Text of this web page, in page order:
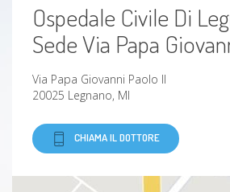
Ospedale Civile Di
Sede Via Papa
Via Papa Giovanni Paolo II
20025 Legnano, MI
CHIAMA IL DOTTORE